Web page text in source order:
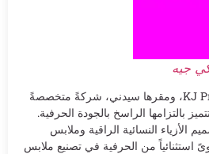
جيه
تُعدّ شركة KJ Production House، ومقرها سيدني، شركةً متخصصةً
بالتزامها الراسخ بالجودة الحرفية.
النسائية الراقية وملابس
استثنائياً من الحرفية في تصنيع ملابس